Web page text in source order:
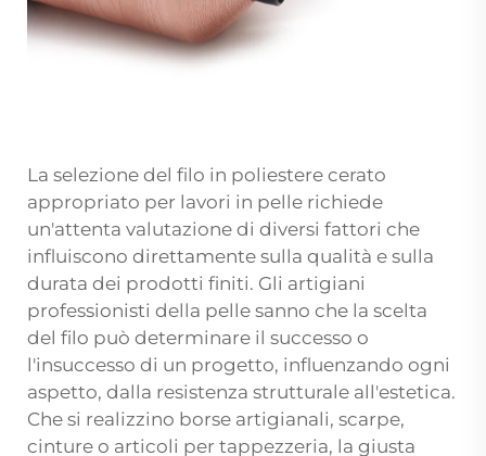
La selezione del filo in poliestere cerato
appropriato per lavori in pelle richiede
un'attenta valutazione di diversi fattori che
influiscono direttamente sulla qualità e sulla
durata dei prodotti finiti. Gli artigiani
professionisti della pelle sanno che la scelta
del filo può determinare il successo o
l'insuccesso di un progetto, influenzando ogni
aspetto, dalla resistenza strutturale all'estetica.
Che si realizzino borse artigianali, scarpe,
cinture o articoli per tappezzeria, la giusta